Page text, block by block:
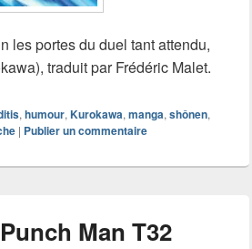
les portes du duel tant attendu,
traduit par Frédéric Malet.
, humour, Kurokawa, manga, shônen,
| Publier un commentaire
Man T32